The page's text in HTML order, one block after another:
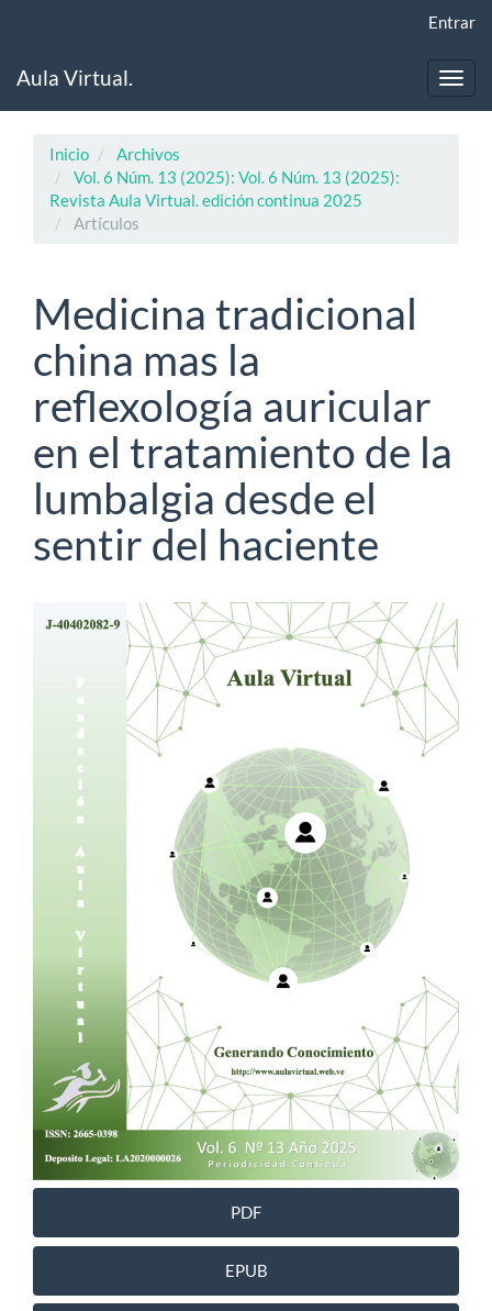
principal
Entrar
Aula Virtual.
Inicio
Archivos
Vol. 6 Núm. 13 (2025): Vol. 6 Núm. 13 (2025):
Revista Aula Virtual. edición continua 2025
Artículos
Medicina tradicional
china mas la
reflexología auricular
en el tratamiento de la
lumbalgia desde el
sentir del haciente
Barra
lateral
del
artículo
PDF
EPUB